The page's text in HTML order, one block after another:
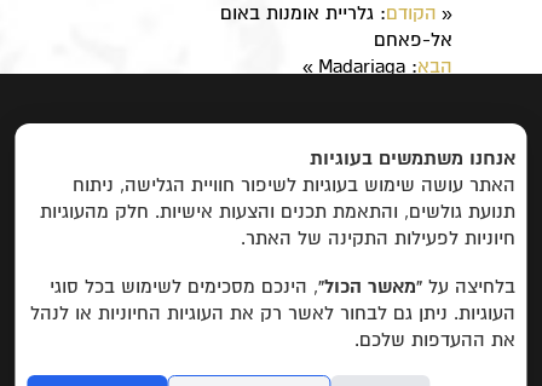
« הקודם: ​גלריית אומנות באום
אל-פאחם
הבא: Madariaga
»
פרויקטים לפי קטגוריות:
פיתוח כלכלי חינוך, מחקר ופיתוח משאבים
שהסתיימו
2015 © קרן אבן הזית
אנחנו משתמשים בעוגיות
האתר עושה שימוש בעוגיות לשיפור חוויית הגלישה, ניתוח
תנועת גולשים, והתאמת תכנים והצעות אישיות. חלק מהעוגיות
חיוניות לפעילות התקינה של האתר.
בלחיצה על“מאשר הכול”, הינכם מסכימים לשימוש בכל סוגי
העוגיות. ניתן גם לבחור לאשר רק את העוגיות החיוניות או לנהל
את ההעדפות שלכם.